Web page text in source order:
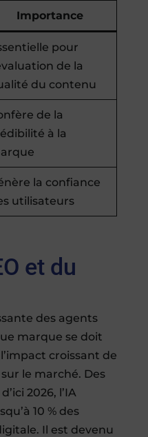
Importance
pour
de la
du contenu
de la
à la
la confiance
utilisateurs
et du
des agents
marque se doit
croissant de
le marché. Des
2026, l’IA
10 % des
Il est devenu